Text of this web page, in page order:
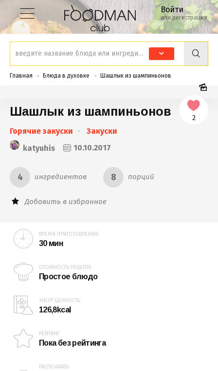
Войти
или регистрация
Главная Блюда в духовке Шашлык из шампиньонов
Шашлык из шампиньонов
Горячие закуски
Закуски
katyuhis
10.10.2017
4 ингредиентов 8 порций
Добавить в избранное
2
ВРЕМЯ ПРИГОТОВЛЕНИЯ
30 мин
СЛОЖНОСТЬ РЕЦЕПТА
Простое блюдо
ЭНЕРГ.ЦЕННОСТЬ
126,8kcal
РЕЙТИНГ
Пока без рейтинга
РАСПЕЧАТАТЬ